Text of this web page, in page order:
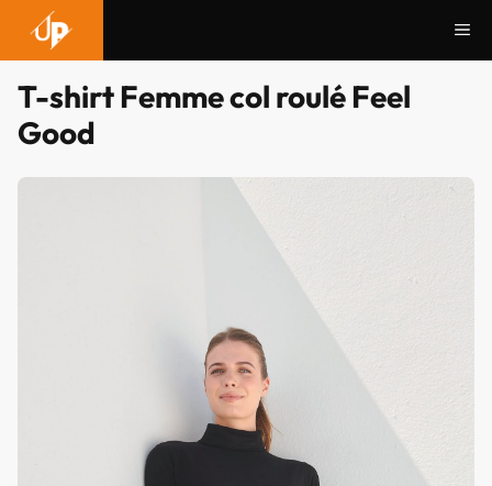
contenu
T-shirt Femme col roulé Feel
Good